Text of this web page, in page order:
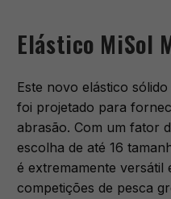
Elástico MiSol
Este novo elástico
foi projetado para
abrasão. Com um fator
escolha de até 16
é extremamente versátil
competições de pesca